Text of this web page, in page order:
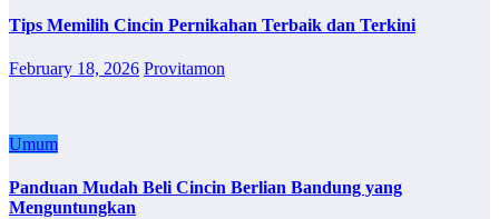
Tips Memilih Cincin Pernikahan Terbaik dan Terkini
February 18, 2026 Provitamon
Umum
Panduan Mudah Beli Cincin Berlian Bandung yang
Menguntungkan